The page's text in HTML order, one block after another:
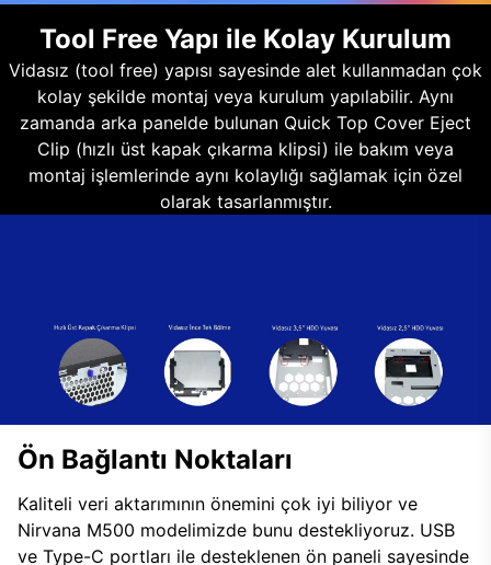
Tool Free Yapı ile Kolay Kurulum
Vidasız (tool free) yapısı sayesinde alet kullanmadan çok
kolay şekilde montaj veya kurulum yapılabilir. Aynı
zamanda arka panelde bulunan Quick Top Cover Eject
Clip (hızlı üst kapak çıkarma klipsi) ile bakım veya
montaj işlemlerinde aynı kolaylığı sağlamak için özel
olarak tasarlanmıştır.
Ön Bağlantı Noktaları
Kaliteli veri aktarımının önemini çok iyi biliyor ve
Nirvana M500 modelimizde bunu destekliyoruz. USB
ve Type-C portları ile desteklenen ön paneli sayesinde